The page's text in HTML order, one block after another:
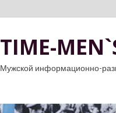
TIME-
Мужской информационно-